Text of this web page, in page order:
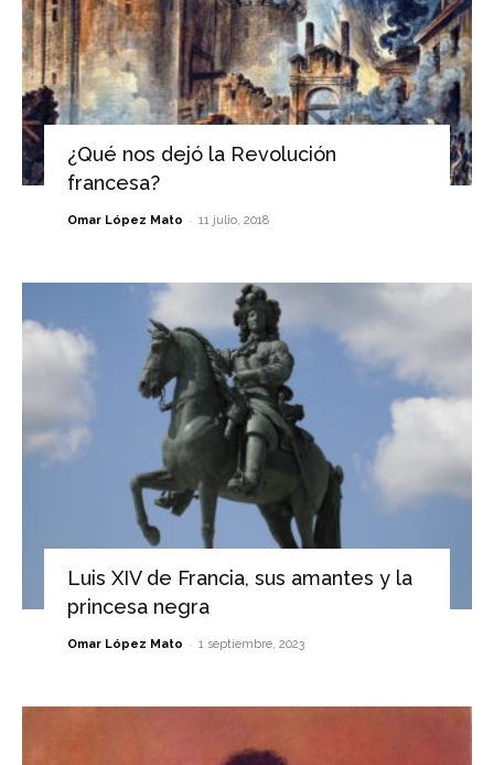
¿Qué nos dejó la Revolución
francesa?
Omar López Mato - 11 julio, 2018
Luis XIV de Francia, sus amantes y la
princesa negra
Omar López Mato - 1 septiembre, 2023